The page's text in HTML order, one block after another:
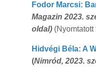
Fodor Marcsi:
Magazin 2023.
oldal) (Nyomtatott
Hidvégi Béla: A
(Nimród, 2023.